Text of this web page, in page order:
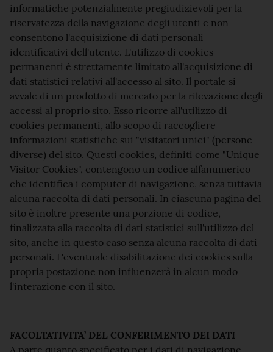
informatiche potenzialmente pregiudizievoli per la
riservatezza della navigazione degli utenti e non
consentono l'acquisizione di dati personali
identificativi dell'utente. L'utilizzo di cookies
permanenti è strettamente limitato all'acquisizione di
dati statistici relativi all'accesso al sito. Il portale si
avvale di un prodotto di mercato per la rilevazione degli
accessi al proprio sito. Esso ricorre all'utilizzo di
cookies permanenti, allo scopo di raccogliere
informazioni statistiche sui "visitatori unici" (persone
diverse) del sito. Questi cookies, definiti come "Unique
Visitor Cookies", contengono un codice alfanumerico
che identifica i computer di navigazione, senza tuttavia
alcuna raccolta di dati personali. In ciascuna pagina del
sito è inoltre presente una porzione di codice,
finalizzata alla raccolta di dati statistici sull'utilizzo del
sito, anche in questo caso senza alcuna raccolta di dati
personali. L'eventuale disabilitazione dei cookies sulla
propria postazione non influenzerà in alcun modo
l'interazione con il sito.
FACOLTATIVITA’ DEL CONFERIMENTO DEI DATI
A parte quanto specificato per i dati di navigazione,